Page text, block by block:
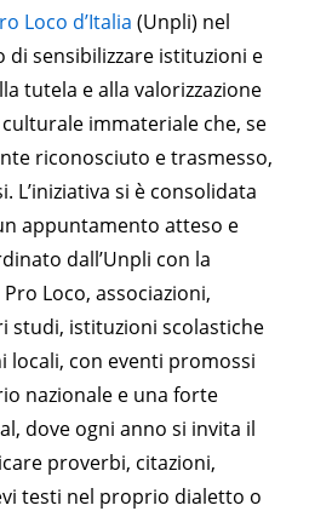
Loco d’Italia (Unpli) nel
di sensibilizzare istituzioni e
tutela e alla valorizzazione
immateriale che, se
riconosciuto e trasmesso,
L’iniziativa si è consolidata
appuntamento atteso e
dall’Unpli con la
Loco, associazioni,
studi, istituzioni scolastiche
locali, con eventi promossi
nazionale e una forte
dove ogni anno si invita il
proverbi, citazioni,
testi nel proprio dialetto o